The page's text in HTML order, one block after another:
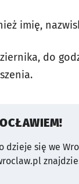
imię,
do
dzieje się we